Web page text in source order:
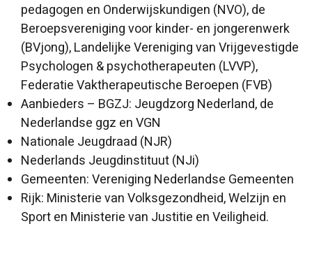
pedagogen en Onderwijskundigen (NVO), de
Beroepsvereniging voor kinder- en jongerenwerk
(BVjong), Landelijke Vereniging van Vrijgevestigde
Psychologen & psychotherapeuten (LVVP),
Federatie Vaktherapeutische Beroepen (FVB)
Aanbieders – BGZJ: Jeugdzorg Nederland, de
Nederlandse ggz en VGN
Nationale Jeugdraad (NJR)
Nederlands Jeugdinstituut (NJi)
Gemeenten: Vereniging Nederlandse Gemeenten
Rijk: Ministerie van Volksgezondheid, Welzijn en
Sport en Ministerie van Justitie en Veiligheid.